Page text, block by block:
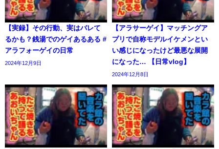
【実録】その行動、実はバレて
るかも？銭湯でのゲイあるある #
アラフォーゲイの日常
2024年12月9日
【アラサーゲイ】マッチングア
プリで自称モデルイケメンとい
い感じになったけど最悪な展開
になった… 【日常vlog】
2024年12月8日